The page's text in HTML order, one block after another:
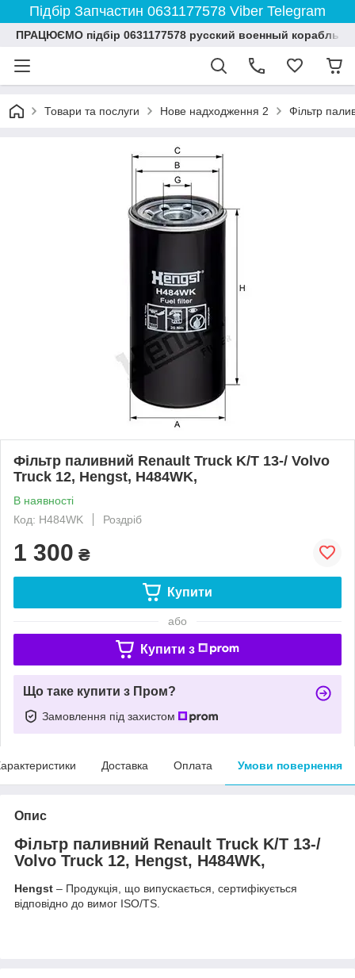
Підбір Запчастин 0631177578 Viber Telegram
ПРАЦЮЄМО підбір 0631177578 русский военный корабль
Товари та послуги Нове надходження 2 Фільтр
Фільтр паливний Renault Truck K/T 13-/ Volvo
Truck 12, Hengst, H484WK,
В наявності
Код: H484WK
Роздріб
1 300 ₴
Купити
або
Купити з
Що таке купити з Пром?
Замовлення під захистом
Доставка Оплата Умови повернення
Опис
Фільтр паливний Renault Truck K/T 13-/
Volvo Truck 12, Hengst, H484WK,
Hengst – Продукція, що випускається, сертифікується
відповідно до вимог ISO/TS.